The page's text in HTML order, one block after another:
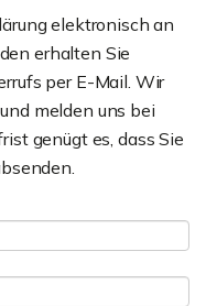
elektronisch an
erhalten Sie
per E-Mail. Wir
melden uns bei
genügt es, dass Sie